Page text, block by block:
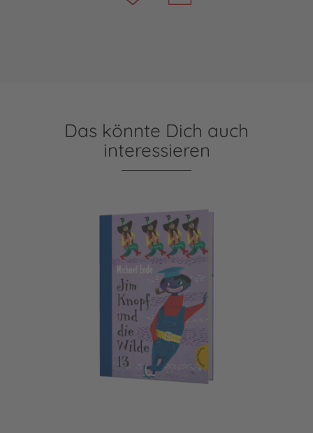
Das könnte Dich auch
interessieren
Jim Knopf: Jim Knopf und die Wilde 13